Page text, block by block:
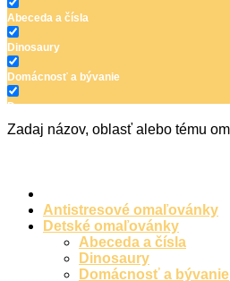
Abeceda a čísla
Dinosaury
Domácnosť a bývanie
Doprava
Hudba
Jeseň a Halloween
Kvety
Zadaj názov, oblasť alebo tému
Antistresové omaľovánky
Detské omaľovánky
Abeceda a čísla
Dinosaury
Domácnosť a bývanie